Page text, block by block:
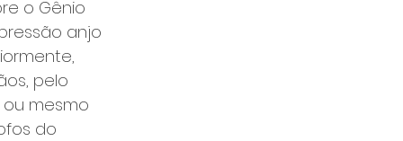
o Gênio
anjo
pelo
mesmo
do